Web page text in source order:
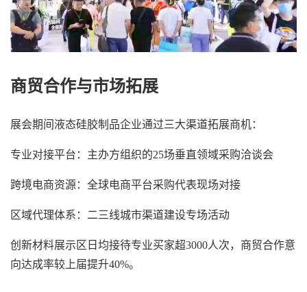
商贸合作与市场拓展
展会期间液态硅胶制品企业通过三大渠道拓展商机：
专业对接平台：主办方组织的25场垂直领域采购洽谈会
跨境电商资源：全球电商平台采购代表现场对接
区域代理体系：二三线城市渠道建设专场活动
创新材料展示区日均接待专业买家超3000人次，商贸合作意
向达成率较上届提升40%。